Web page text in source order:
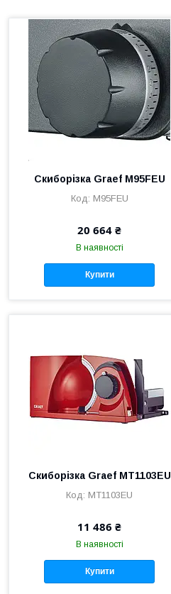
Скиборізка Graef M95FEU
M95FEU
20 664 ₴
В наявності
Купити
Скиборізка Graef MT1103EU
MT1103EU
11 486 ₴
В наявності
Купити